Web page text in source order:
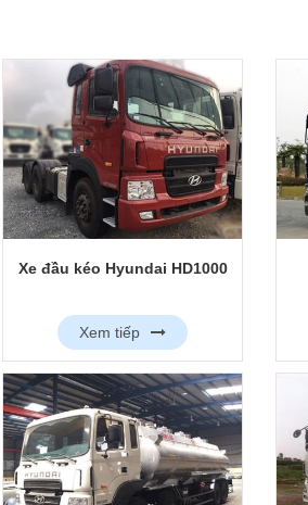
Xe đầu kéo Hyundai HD1000
Xem tiếp